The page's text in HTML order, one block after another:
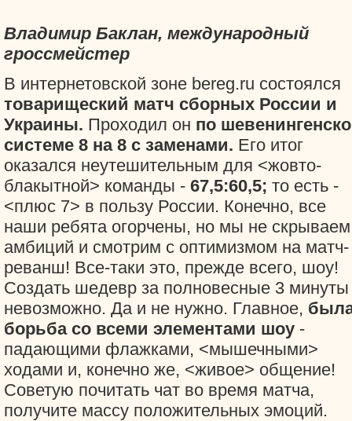
Владимир Баклан, международный
гроссмейстер
В интернетовской зоне bereg.ru состоялся
товарищеский матч сборных России и
Украины. Проходил он по
системе 8 на 8 с заменами. Его итог
оказался неутешительным для <жовто-
блакытной> команды - 67,5:60,5; то есть -
<плюс 7> в пользу России. Конечно, все
наши ребята огорчены, но мы не скрываем
амбиций и смотрим с оптимизмом на матч-
реванш! Все-таки это, прежде всего, шоу!
Создать шедевр за полновесные 3 минуты
невозможно. Да и не нужно. Главное,
борьба со всеми элементами шоу -
падающими флажками, <мышечными>
ходами и, конечно же, <живое> общение!
Советую почитать чат во время матча,
получите массу положительных эмоций.